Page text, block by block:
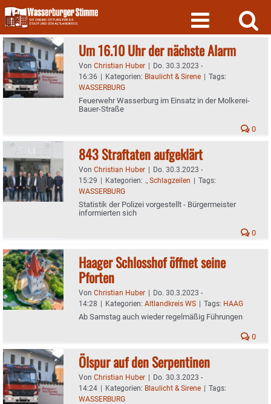
Skip
to
content
Um 16.10 Uhr der nächste Alarm
Von Christian Huber | Do. 30.3.2023 -
16:36 | Kategorien: Blaulicht & Sirene | Tags:
WASSERBURG
Feuerwehr Wasserburg im Einsatz in der Molkerei-
Bauer-Straße
0
843 Straftaten aufgeklärt
Von Christian Huber | Do. 30.3.2023 -
15:29 | Kategorien: ., Schlagzeilen | Tags:
WASSERBURG
Statistik der Polizei vorgestellt - Bürgermeister
informierten sich
0
Haager Schlosshof öffnet seine
Pforten
Von Christian Huber | Do. 30.3.2023 -
14:28 | Kategorien: Altlandkreis WS | Tags: HAAG
Ab Samstag auch wieder regelmäßig Führungen
0
Ölspur auf den Serpentinen
Von Christian Huber | Do. 30.3.2023 -
14:24 | Kategorien: Blaulicht & Sirene | Tags:
WASSERBURG